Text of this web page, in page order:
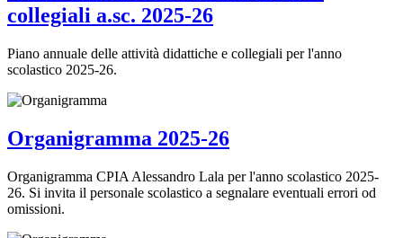
collegiali a.sc. 2025-26
Piano annuale delle attività didattiche e collegiali per l'anno
scolastico 2025-26.
Organigramma 2025-26
Organigramma CPIA Alessandro Lala per l'anno scolastico 2025-
26. Si invita il personale scolastico a segnalare eventuali errori od
omissioni.